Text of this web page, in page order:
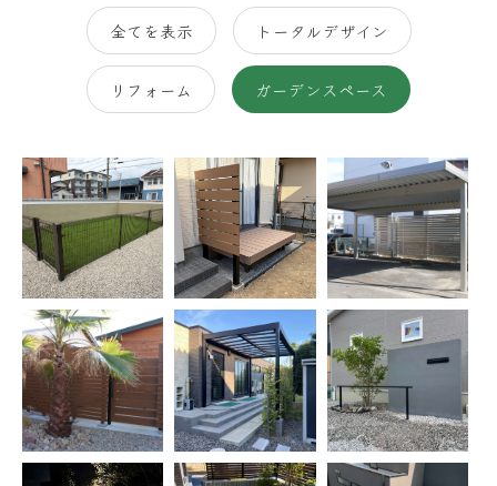
全てを表示 トータルデザイン
リフォーム ガーデンスペース